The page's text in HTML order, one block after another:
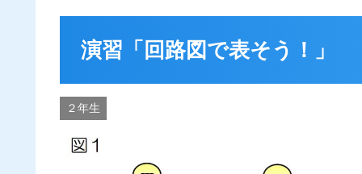
演習「回路図で表そう！」
２年生